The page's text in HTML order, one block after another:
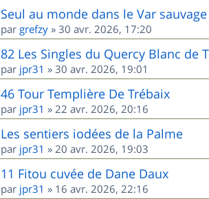
Seul au monde dans le Var
par grefzy » 30 avr. 2026, 17:20
82 Les Singles du Quercy Blanc de
par jpr31 » 30 avr. 2026, 19:01
46 Tour Templière De Trébaix
par jpr31 » 22 avr. 2026, 20:16
Les sentiers iodées de la Palme
par jpr31 » 20 avr. 2026, 19:03
11 Fitou cuvée de Dane Daux
par jpr31 » 16 avr. 2026, 22:16